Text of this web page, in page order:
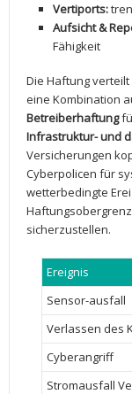
Vertiports:
Aufsicht &
Fähigkeit
Die Haftung
eine Kombination
Betreiberhaftung
Infrastruktur- und‌
Versicherungen
Cyberpolicen für‍
wetterbedingte
sicherzustellen.
Ereignis
Sensor-ausfall
Verlassen des
Cyberangriff
Stromausfall